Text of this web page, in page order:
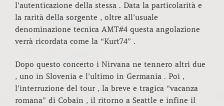
l’autenticazione della stessa . Data la particolarità e
la rarità della sorgente , oltre all’usuale
denominazione tecnica AMT#4 questa angolazione
verrà ricordata come la “Kurt74” .
Dopo questo concerto i Nirvana ne tennero altri due
, uno in Slovenia e l’ultimo in Germania . Poi ,
l’interruzione del tour , la breve e tragica “vacanza
romana” di Cobain , il ritorno a Seattle e infine il